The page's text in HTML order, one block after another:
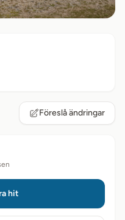
Föreslå ändringar
hit